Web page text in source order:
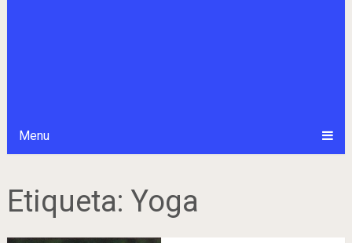
Menu
Etiqueta: Yoga